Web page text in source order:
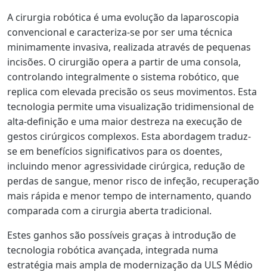
A cirurgia robótica é uma evolução da laparoscopia
convencional e caracteriza-se por ser uma técnica
minimamente invasiva, realizada através de pequenas
incisões. O cirurgião opera a partir de uma consola,
controlando integralmente o sistema robótico, que
replica com elevada precisão os seus movimentos. Esta
tecnologia permite uma visualização tridimensional de
alta-definição e uma maior destreza na execução de
gestos cirúrgicos complexos. Esta abordagem traduz-
se em benefícios significativos para os doentes,
incluindo menor agressividade cirúrgica, redução de
perdas de sangue, menor risco de infeção, recuperação
mais rápida e menor tempo de internamento, quando
comparada com a cirurgia aberta tradicional.
Estes ganhos são possíveis graças à introdução de
tecnologia robótica avançada, integrada numa
estratégia mais ampla de modernização da ULS Médio